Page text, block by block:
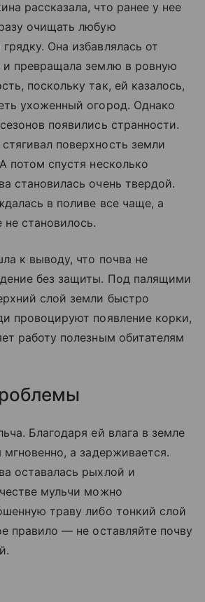
рассказала, что ранее у нее
очищать любую
Она избавлялась от
и превращала землю в ровную
поскольку так, ей казалось,
ухоженный огород. Однако
появились странности.
поверхность земли
потом спустя несколько
становилась очень твердой.
в поливе все чаще, а
становилось.
к выводу, что почва не
без защиты. Под палящими
слой земли быстро
провоцируют появление корки,
работу полезным обитателям
Благодаря ей влага в земле
мгновенно, а задерживается.
оставалась рыхлой и
мульчи можно
траву либо тонкий слой
правило — не оставляйте почву